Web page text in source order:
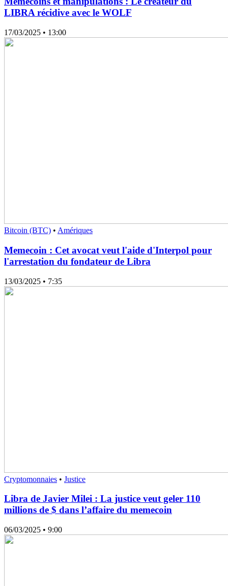
LIBRA récidive avec le WOLF
17/03/2025 • 13:00
Bitcoin (BTC) • Amériques
Memecoin : Cet avocat veut l'aide d'Interpol pour
l'arrestation du fondateur de Libra
13/03/2025 • 7:35
Cryptomonnaies • Justice
Libra de Javier Milei : La justice veut geler 110
millions de $ dans l’affaire du memecoin
06/03/2025 • 9:00